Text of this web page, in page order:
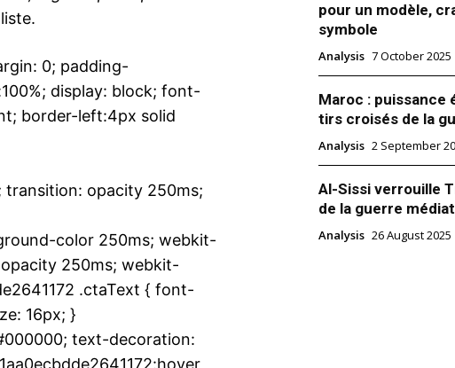
Mon compte
: «Nous avons été en
permanent avec le roi Mohammed
équipe, depuis le Iftar de 2019»
2020
Maroc et Espagne, partenaires dans la
stabilité de l’ouest de la Méditerranée
Indubitablement, l’espace méditerranéen
0; padding-
display: block; font-
border-left:4px solid
transition: opacity 250ms;
color 250ms; webkit-
250ms; webkit-
.ctaText { font-
16px; }
text-decoration:
pour un modèle,
symbole
Analysis 7 October 2025
Maroc : puissance
tirs croisés de la
Analysis 2 September
Al-Sissi verrouille
de la guerre
Analysis 26 August 2025